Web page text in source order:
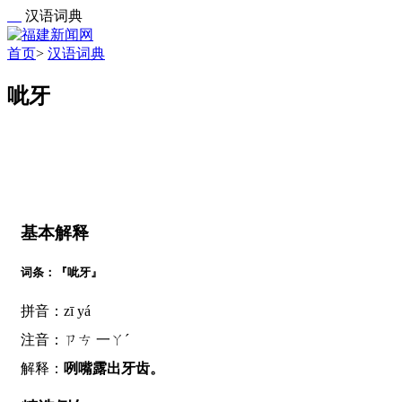
汉语词典
首页> 汉语词典
呲牙
基本解释
词条：『呲牙』
拼音：zī yá
注音：ㄗㄘ 一ㄚˊ
解释： 咧嘴露出牙齿。